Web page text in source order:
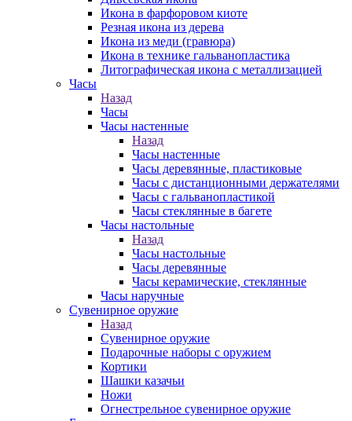
Икона в фарфоровом киоте
Резная икона из дерева
Икона из меди (гравюра)
Икона в технике гальванопластика
Литографическая икона с металлизацией
Часы
Назад
Часы
Часы настенные
Назад
Часы настенные
Часы деревянные, пластиковые
Часы с дистанционными держателями
Часы с гальванопластикой
Часы стеклянные в багете
Часы настольные
Назад
Часы настольные
Часы деревянные
Часы керамические, стеклянные
Часы наручные
Сувенирное оружие
Назад
Сувенирное оружие
Подарочные наборы с оружием
Кортики
Шашки казачьи
Ножи
Огнестрельное сувенирное оружие